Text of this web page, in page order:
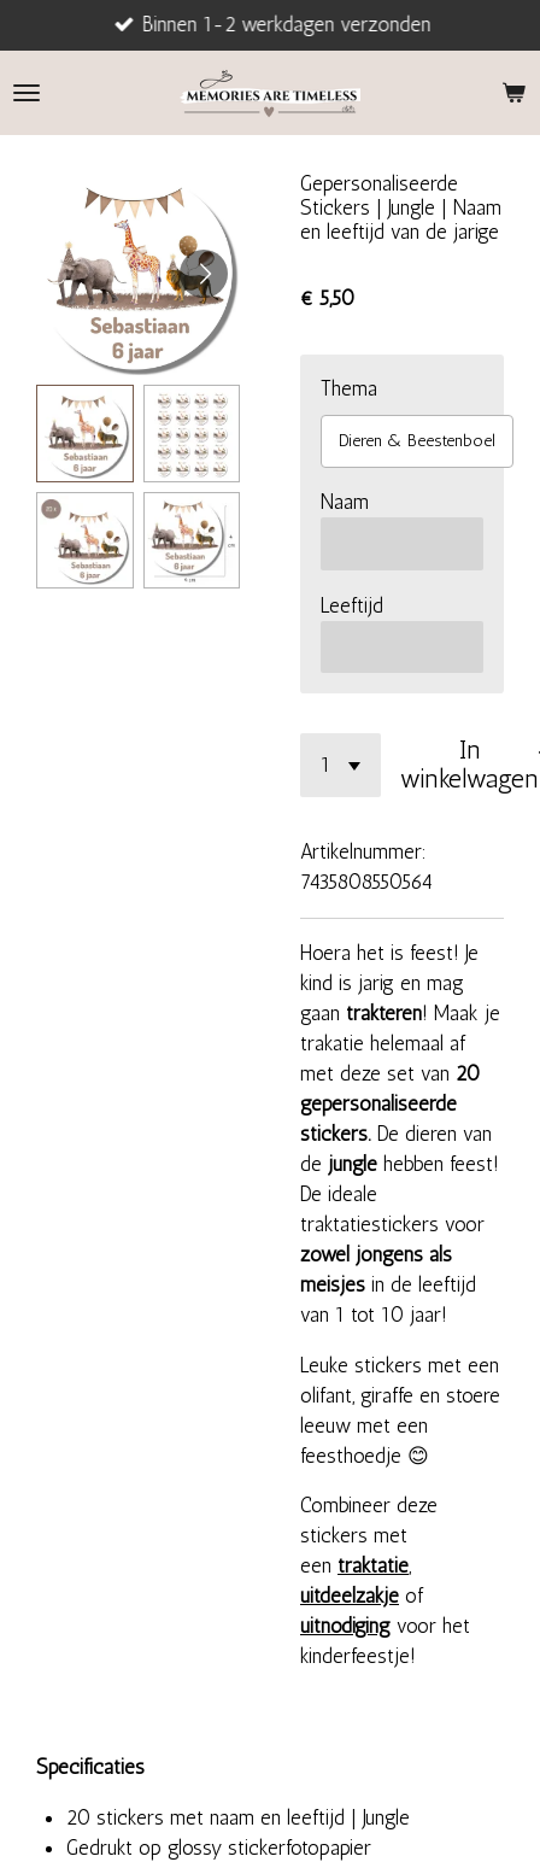
direct
naar
Binnen 1-2 werkdagen verzonden
Gepersonaliseerde
Stickers | Jungle | Naam
en leeftijd van de jarige
€ 5,50
Thema
Dieren & Beestenboel
Naam
Leeftijd
In
winkelwagen
Artikelnummer:
7435808550564
Hoera het is feest! Je
kind is jarig en mag
gaan trakteren! Maak je
trakatie helemaal af
met deze set van 20
gepersonaliseerde
stickers. De dieren van
de jungle hebben feest!
De ideale
traktatiestickers voor
zowel jongens als
meisjes in de leeftijd
van 1 tot 10 jaar!
Leuke stickers met een
olifant, giraffe en stoere
leeuw met een
feesthoedje 😊
Combineer deze
stickers met
een traktatie,
uitdeelzakje of
uitnodiging voor het
kinderfeestje!
Specificaties
20 stickers met naam en leeftijd | Jungle
Gedrukt op glossy stickerfotopapier